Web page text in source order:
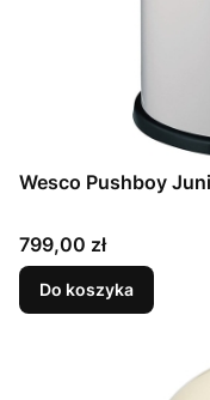
Wesco Pushboy
Cena
799,00 zł
Do koszyka